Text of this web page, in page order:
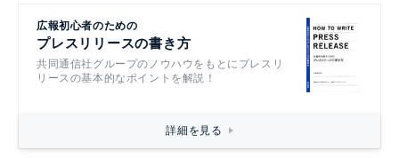
広報初心者のための
プレスリリースの書き方
共同通信社グループのノウハウをもとにプレスリ
リースの基本的なポイントを解説！
詳細を見る